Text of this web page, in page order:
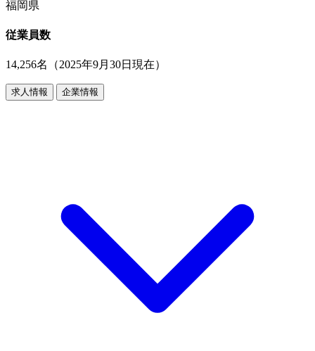
福岡県
従業員数
14,256名（2025年9月30日現在）
求人情報 企業情報